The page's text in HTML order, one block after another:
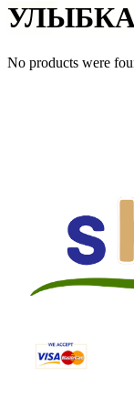
No products were